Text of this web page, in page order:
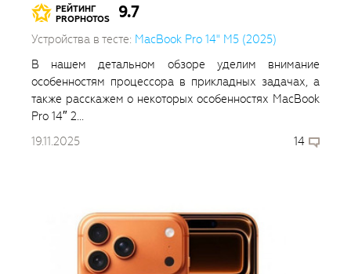
РЕЙТИНГ
PROPHOTOS
9.7
Устройства в тесте: MacBook Pro 14" M5 (2025)
В нашем детальном обзоре уделим внимание
особенностям процессора в прикладных задачах, а
также расскажем о некоторых особенностях MacBook
Pro 14″ 2...
19.11.2025
14